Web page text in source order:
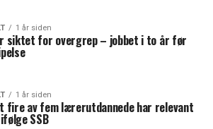
1 år siden
siktet for overgrep – jobbet i to år før
1 år siden
fire av fem lærerutdannede har relevant
SSB